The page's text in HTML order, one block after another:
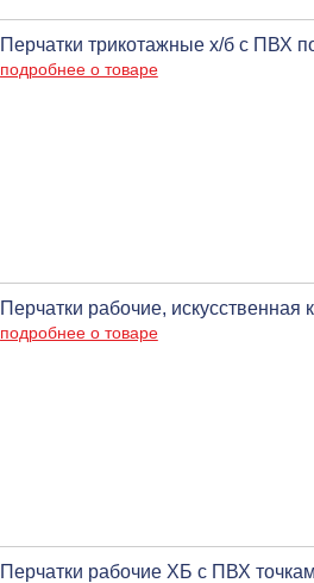
Перчатки трикотажные х/б с ПВХ
подробнее о товаре
Перчатки рабочие,
подробнее о товаре
Перчатки рабочие ХБ с ПВХ